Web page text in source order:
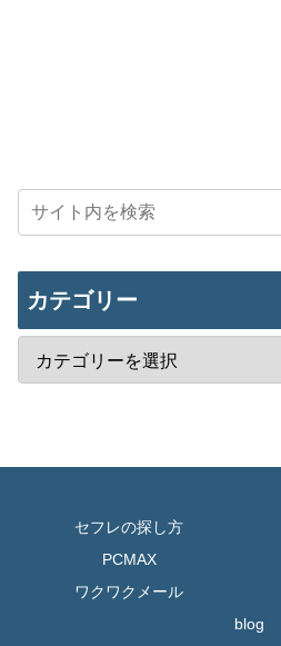
カテゴリー
セフレの探し方
PCMAX
ワクワクメール
blog